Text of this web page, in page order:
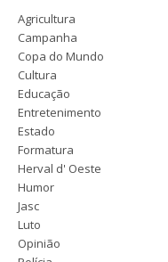
Agricultura
Campanha
Copa do Mundo
Cultura
Educação
Entretenimento
Estado
Formatura
Herval d' Oeste
Humor
Jasc
Luto
Opinião